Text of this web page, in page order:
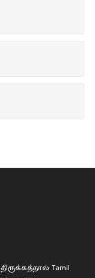
Tamil